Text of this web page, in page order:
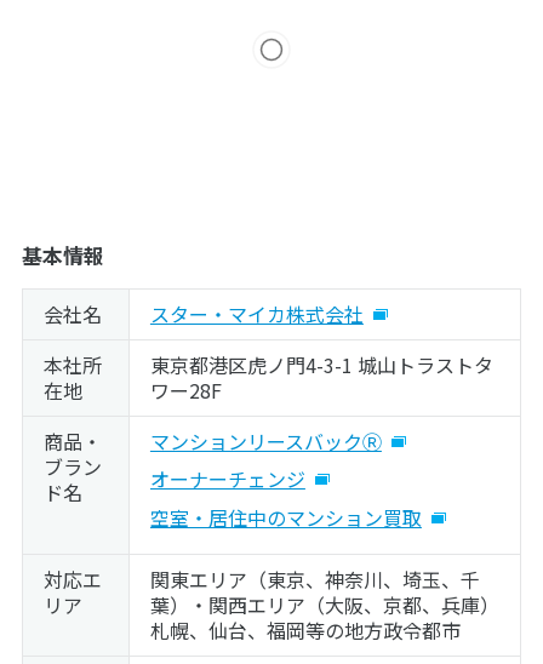
基本情報
会社名
スター・マイカ株式会社
本社所
在地
東京都港区虎ノ門4-3-1 城山トラストタ
ワー28F
商品・
ブラン
ド名
マンションリースバックⓇ
オーナーチェンジ
空室・居住中のマンション買取
対応エ
リア
関東エリア（東京、神奈川、埼玉、千
葉）・関西エリア（大阪、京都、兵庫）
札幌、仙台、福岡等の地方政令都市